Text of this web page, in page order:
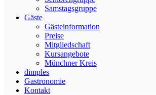
Samstagsgruppe
Gäste
Gästeinformation
Preise
Mitgliedschaft
Kursangebote
Münchner Kreis
dimples
Gastronomie
Kontakt